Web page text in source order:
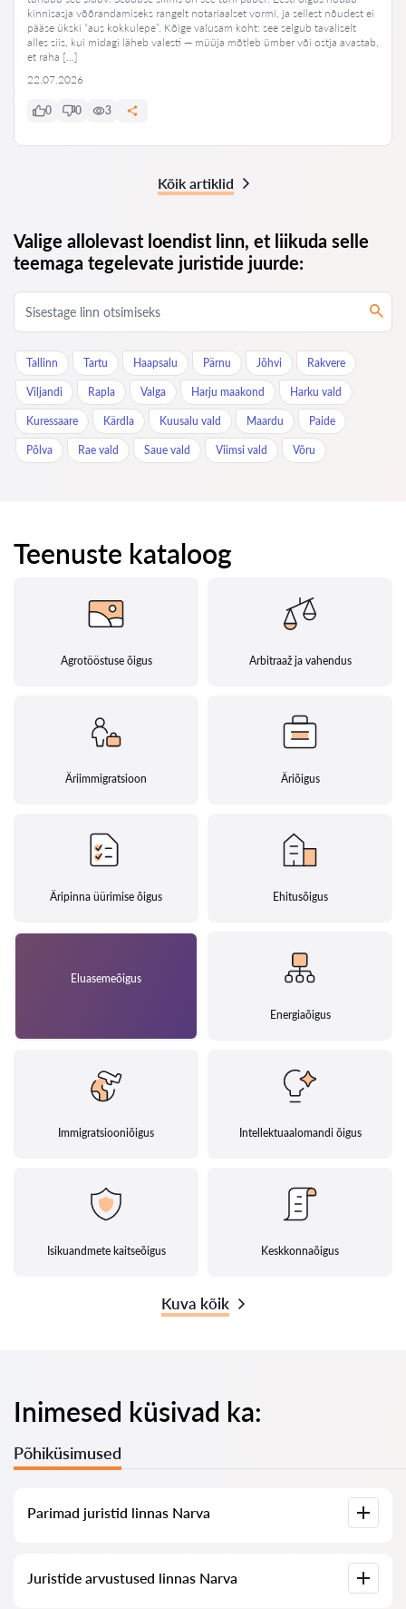
kinnisasja võõrandamiseks rangelt notariaalset vormi, ja sellest nõudest ei
pääse ükski “aus kokkulepe”. Kõige valusam koht: see selgub tavaliselt
alles siis, kui midagi läheb valesti — müüja mõtleb ümber või ostja avastab,
et raha […]
22.07.2026
0 0 3
Kõik artiklid
Valige allolevast loendist linn, et liikuda selle
teemaga tegelevate juristide juurde:
Tallinn Tartu Haapsalu Pärnu Jõhvi Rakvere
Viljandi Rapla Valga Harju maakond Harku vald
Kuressaare Kärdla Kuusalu vald Maardu Paide
Põlva Rae vald Saue vald Viimsi vald Võru
Teenuste kataloog
Agrotööstuse õigus Arbitraaž ja vahendus
Äriimmigratsioon Äriõigus
Äripinna üürimise õigus Ehitusõigus
Eluasemeõigus
Energiaõigus
Immigratsiooniõigus Intellektuaalomandi õigus
Isikuandmete kaitseõigus Keskkonnaõigus
Kuva kõik
Inimesed küsivad ka:
Põhiküsimused
Parimad juristid linnas Narva
Narva koos täieliku infoga: hinnad, arvustused,
Juristide arvustused linnas Narva